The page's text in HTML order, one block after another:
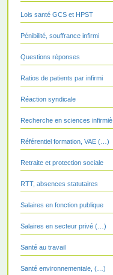
Lois santé GCS et HPST
Pénibilité, souffrance infirmi
Questions réponses
Ratios de patients par infirmi
Réaction syndicale
Recherche en sciences infirmiè
Référentiel formation, VAE (…)
Retraite et protection sociale
RTT, absences statutaires
Salaires en fonction publique
Salaires en secteur privé (…)
Santé au travail
Santé environnementale, (…)